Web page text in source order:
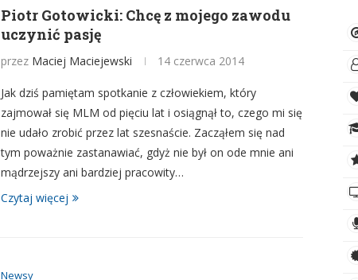
Piotr Gotowicki: Chcę z mojego zawodu
uczynić pasję
przez Maciej Maciejewski 14 czerwca 2014
Jak dziś pamiętam spotkanie z człowiekiem, który
zajmował się MLM od pięciu lat i osiągnął to, czego mi się
nie udało zrobić przez lat szesnaście. Zacząłem się nad
tym poważnie zastanawiać, gdyż nie był on ode mnie ani
mądrzejszy ani bardziej pracowity…
Czytaj więcej
Newsy